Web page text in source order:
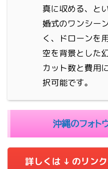
真に収める、と
婚式のワンシー
く、ドローンを
空を背景とした
カット数と費用
択可能です。
沖縄のフォト
詳しくは ↓ のリン